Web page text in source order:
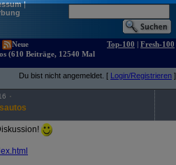
|
Neue
(610 Beiträge, 12540 Mal
Top-100 | Fresh-100
Du bist nicht angemeldet. [ Login/Registrieren ]